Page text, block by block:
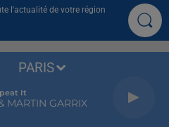
l'actualité de votre région
It
MARTIN GARRIX
PARIS